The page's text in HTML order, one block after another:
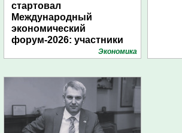
стартовал
Международный
экономический
форум-2026: участники
подготовили креативные
Экономика